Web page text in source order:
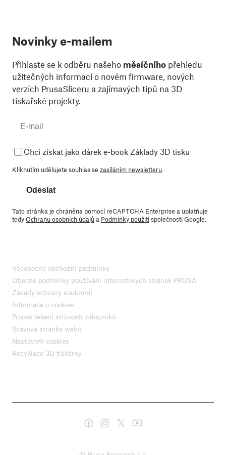
Novinky e-mailem
Přihlaste se k odběru našeho měsíčního přehledu
užitečných informací o novém firmware, nových
verzích PrusaSliceru a zajímavých tipů na 3D
tiskařské projekty.
Chci získat jako dárek e-book Základy 3D tisku
Kliknutím udělujete souhlas se zasíláním newsletteru
Odeslat
Tato stránka je chráněna pomocí reCAPTCHA Enterprise a uplatňuje
tedyOchranu osobních údajůa Podmínky použitíspolečnosti Google.
Všeobecné obchodní podmínky
Obecné podmínky používání internetových stránek PRUSA
Zásady ochrany soukromí
Informace o cookies
Proces řešení stížností zákazníků
Stavová stránka webu
Nastavení cookies
Recyklace 3D tiskárny